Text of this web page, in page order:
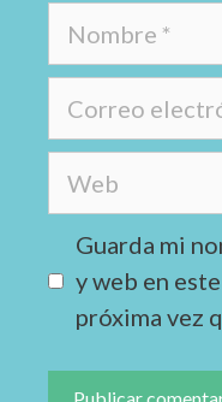
Guarda mi
y web en
próxima vez